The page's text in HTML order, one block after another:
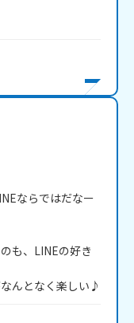
ならではだなー
も、LINEの好き
んとなく楽しい♪